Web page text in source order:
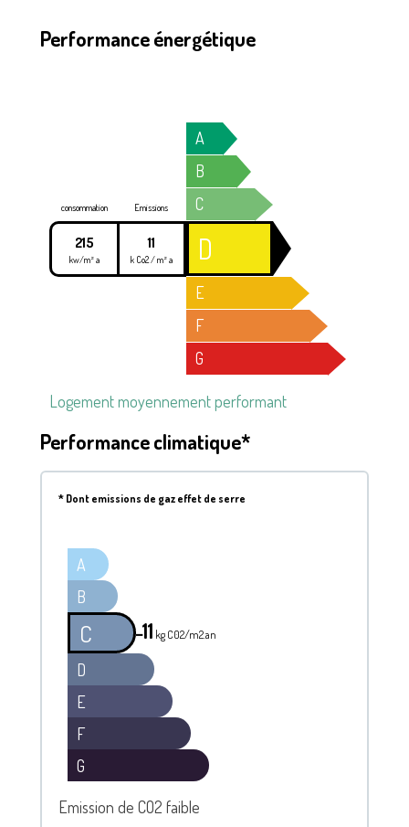
Performance énergétique
A
B
C
consommation
215
kw/m² a
Emissions
11
k Co2 / m² a D
E
F
G
Logement moyennement performant
Performance climatique*
*Dont emissions de gaz effet de serre
A
B
C ━11 kg C02/m2.an
D
E
F
G
Emission de CO2 faible